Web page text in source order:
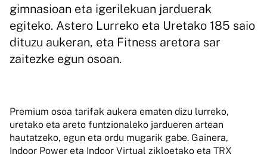
gimnasioan eta igerilekuan jarduerak
egiteko. Astero Lurreko eta Uretako 185 saio
dituzu aukeran, eta Fitness aretora sar
zaitezke egun osoan.
Premium osoa tarifak aukera ematen dizu lurreko,
uretako eta areto funtzionaleko jardueren artean
hautatzeko, egun eta ordu mugarik gabe. Gainera,
Indoor Power eta Indoor Virtual zikloetako eta TRX